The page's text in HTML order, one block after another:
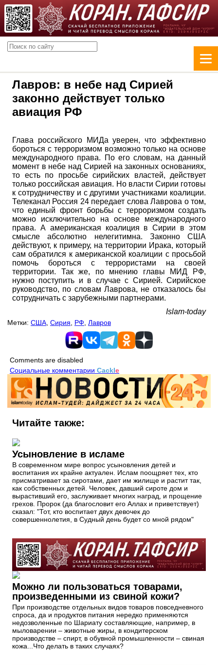
Лавров: в небе над Сирией
законно действует только
авиация РФ
Глава российского МИДа уверен, что эффективно
бороться с терроризмом возможно только на основе
международного права. По его словам, на данный
момент в небе над Сирией на законных основаниях,
то есть по просьбе сирийских властей, действует
только российская авиация. Но власти Сирии готовы
к сотрудничеству и с другими участниками коалиции.
Телеканал Россия 24 передает слова Лаврова о том,
что единый фронт борьбы с терроризмом создать
можно исключительно на основе международного
права. А американская коалиция в Сирии в этом
смысле абсолютно нелегитимна. Законно США
действуют, к примеру, на территории Ирака, который
сам обратился к американской коалиции с просьбой
помочь бороться с террористами на своей
территории. Так же, по мнению главы МИД РФ,
нужно поступить и в случае с Сирией. Сирийское
руководство, по словам Лаврова, не отказалось бы
сотрудничать с зарубежными партнерами.
Islam-today
Метки: США Сирия РФ Лавров
Comments are disabled
Социальные комментарии Cackle
Читайте также:
Усыновление в исламе
В современном мире вопрос усыновления детей и
воспитания их крайне актуален. Ислам поощряет тех, кто
присматривает за сиротами, дает им жилище и растит так,
как собственных детей. Человек, давший сироте дом и
вырастивший его, заслуживает многих наград, и прощение
грехов. Пророк (да благословит его Аллах и приветствует)
сказал: "Тот, кто воспитает двух девочек до
совершеннолетия, в Судный день будет со мной рядом"
Можно ли пользоваться товарами,
произведенными из свиной кожи?
При производстве отдельных видов товаров повседневного
спроса, да и продуктов питания нередко применяются
недозволенные по Шариату составляющие, например, в
мыловарении – животные жиры, в кондитерском
производстве – спирт, в обувной промышленности – свиная
кожа...Что делать в таких случаях?